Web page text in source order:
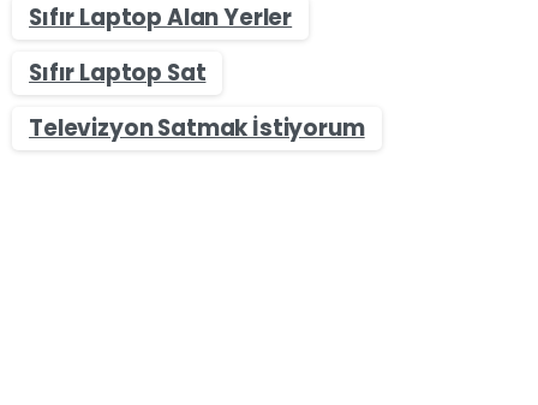
Sıfır Laptop Alan Yerler
Sıfır Laptop Sat
Televizyon Satmak İstiyorum